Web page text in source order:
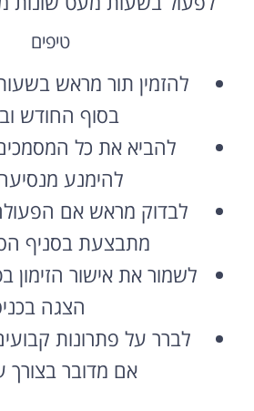
טיפים
להזמין תור מראש
בסוף החודש
להביא את כל
להימנע
לבדוק מראש אם
מתבצעת בסניף
לשמור את אישור הזימון
הצגה
לברר על פתרונות
אם מדובר בצורך